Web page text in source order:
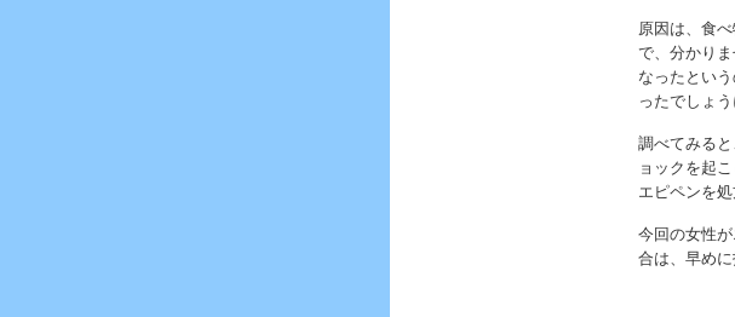
原因は、食
で、分かり
なったとい
ったでしょ
調べてみる
ョックを起
エピペンを
今回の女性
合は、早め